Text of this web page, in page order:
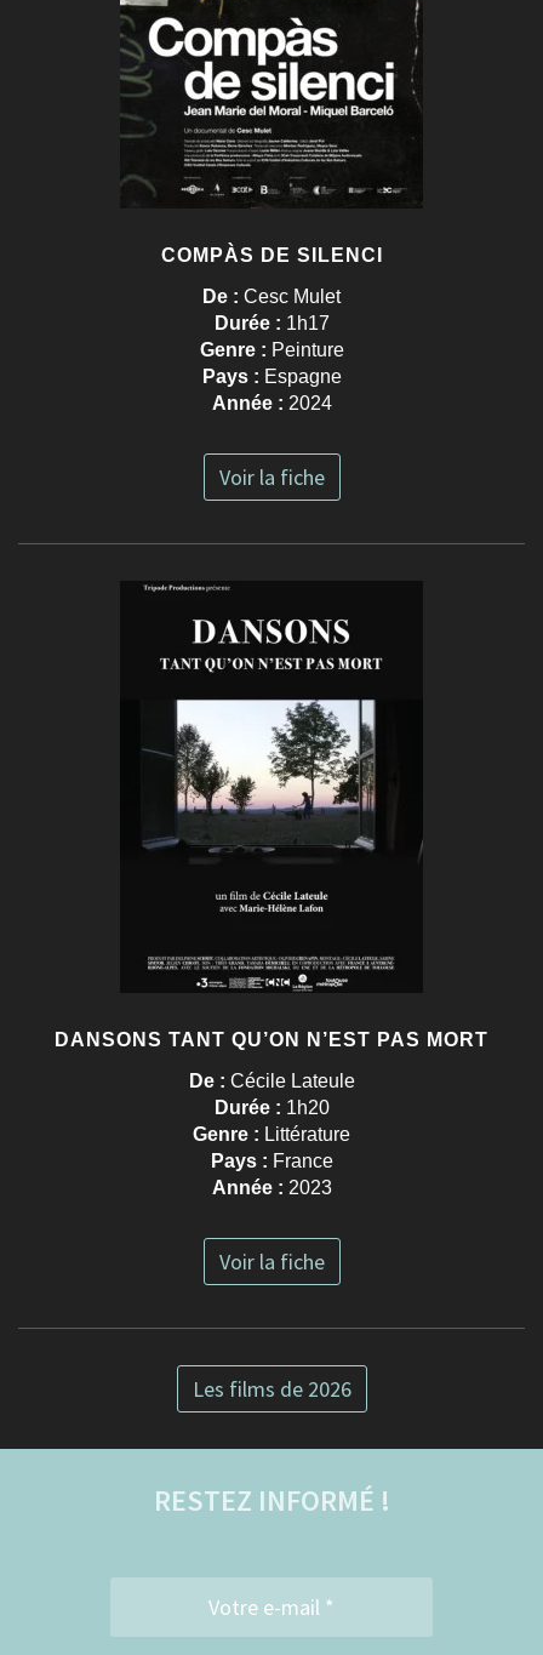
COMPÀS DE SILENCI
De : Cesc Mulet
Durée : 1h17
Genre : Peinture
Pays : Espagne
Année : 2024
Voir la fiche
DANSONS TANT QU’ON N’EST PAS MORT
De : Cécile Lateule
Durée : 1h20
Genre : Littérature
Pays : France
Année : 2023
Voir la fiche
Les films de 2026
RESTEZ INFORMÉ !